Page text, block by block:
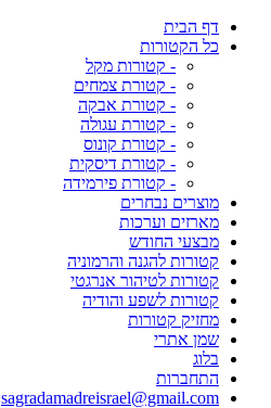
דף הבית
כל הקטורות
- קטורות מקל
- קטורת צמחים
- קטורת אבקה
- קטורת עגולה
- קטורת קונוס
- קטורת דיסקית
- קטורת פירמידה
מוצרים נבחרים
מארזים וערכות
מבצעי החודש
קטורות להגנה והרמוניה
קטורות לטיהור אנרגטי
קטורות לשפע והודיה
מחזיק קטורות
שמן אתרי
בלוג
התחברות
sagradamadreisrael@gmail.com